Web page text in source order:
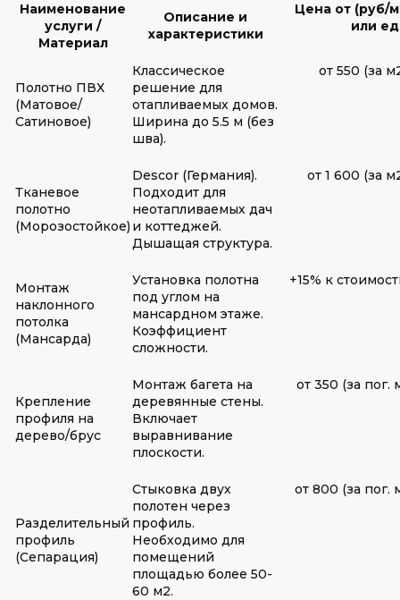
Наименование
услуги /
Материал
Описание и
характеристики
Цена от (руб/
или
Полотно ПВХ
(Матовое/
Сатиновое)
Классическое
решение для
отапливаемых домов.
Ширина до 5.5 м (без
шва).
от 550 (за
Тканевое
полотно
(Морозостойкое)
Descor (Германия).
Подходит для
неотапливаемых дач
и коттеджей.
Дышащая структура.
от 1 600 (за
Монтаж
наклонного
потолка
(Мансарда)
Установка полотна
под углом на
мансардном этаже.
Коэффициент
сложности.
+15% к
Крепление
профиля на
дерево/брус
Монтаж багета на
деревянные стены.
Включает
выравнивание
плоскости.
от 350 (за пог.
Разделительный
профиль
(Сепарация)
Стыковка двух
полотен через
профиль.
Необходимо для
помещений
площадью более 50-
60 м2.
от 800 (за пог.